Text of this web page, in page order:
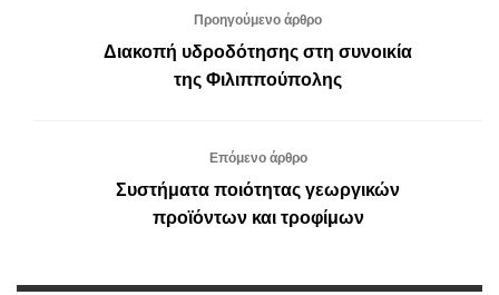
Προηγούμενο άρθρο
Διακοπή υδροδότησης στη συνοικία
της Φιλιππούπολης
Επόμενο άρθρο
Συστήματα ποιότητας γεωργικών
προϊόντων και τροφίμων